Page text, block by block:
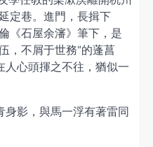
定巷。進門，長揖下
《石屋余瀋》筆下，是
，不屑于世務”的蓬菖
心頭揮之不往，猶似一
影，與馬一浮有著雷同